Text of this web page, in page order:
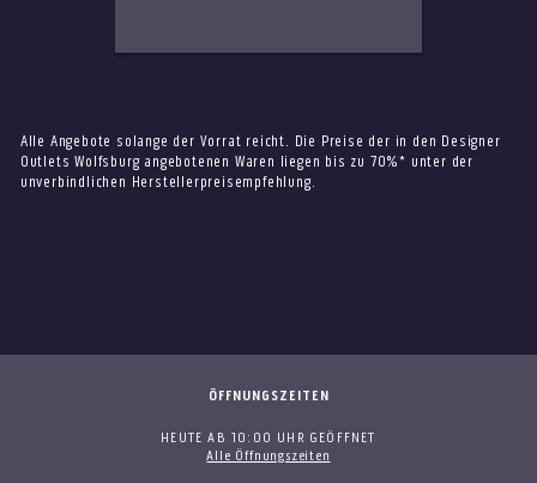
Alle Angebote solange der Vorrat reicht. Die Preise der in den Designer
Outlets Wolfsburg angebotenen Waren liegen bis zu 70%* unter der
unverbindlichen Herstellerpreisempfehlung.
ÖFFNUNGSZEITEN
HEUTE AB 10:00 UHR GEÖFFNET
Alle Öffnungszeiten